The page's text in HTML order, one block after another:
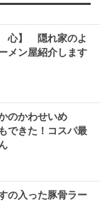
心】 隠れ家のよ
メン屋紹介します
のかわせいめ
できた！コスパ最
の入った豚骨ラー